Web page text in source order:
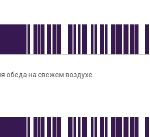
обеда на свежем воздухе.